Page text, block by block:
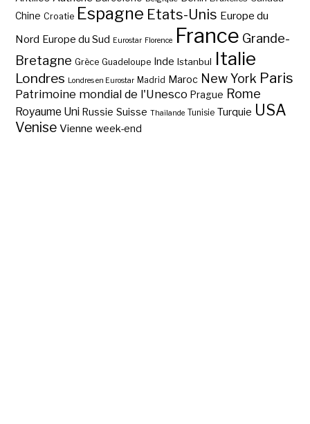
Chine Croatie Espagne Etats-Unis Europe du
Nord Europe du Sud Eurostar Florence France Grande-
Bretagne Grèce Guadeloupe Inde Istanbul Italie
Londres Londres en Eurostar Madrid Maroc New York Paris
Patrimoine mondial de l'Unesco Prague Rome
Royaume Uni Russie Suisse Thaïlande Tunisie Turquie USA
Venise Vienne week-end